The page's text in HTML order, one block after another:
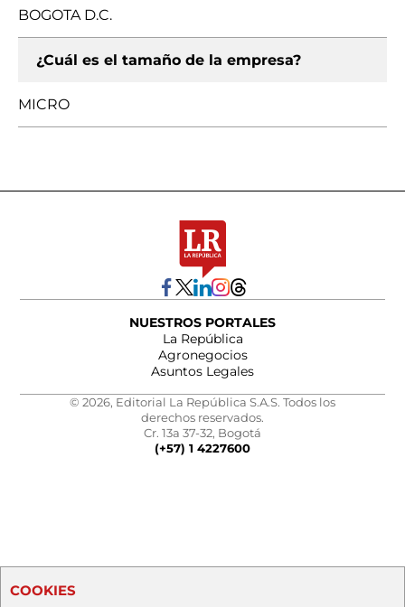
BOGOTA D.C.
¿Cuál es el tamaño de la empresa?
MICRO
NUESTROS PORTALES
La República
Agronegocios
Asuntos Legales
© 2026, Editorial La República S.A.S. Todos los
derechos reservados.
Cr. 13a 37-32, Bogotá
(+57) 1 4227600
COOKIES